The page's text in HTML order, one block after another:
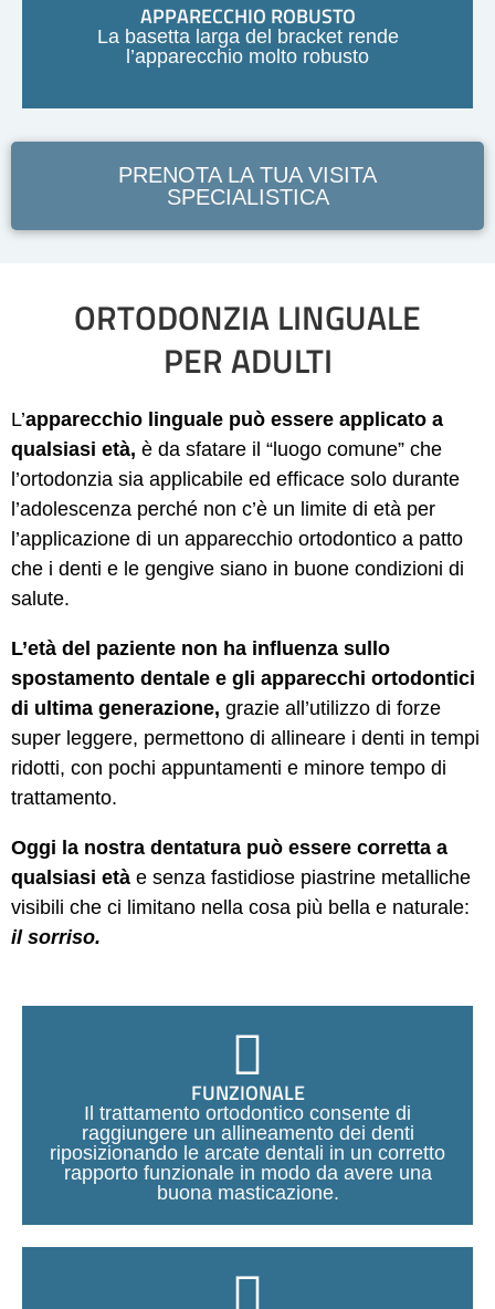
APPARECCHIO ROBUSTO
La basetta larga del bracket rende
l’apparecchio molto robusto
PRENOTA LA TUA VISITA
SPECIALISTICA
ORTODONZIA LINGUALE
PER ADULTI
L’apparecchio linguale può essere applicato a
qualsiasi età, è da sfatare il “luogo comune” che
l’ortodonzia sia applicabile ed efficace solo durante
l’adolescenza perché non c’è un limite di età per
l’applicazione di un apparecchio ortodontico a patto
che i denti e le gengive siano in buone condizioni di
salute.
L’età del paziente non ha influenza sullo
spostamento dentale e gli apparecchi ortodontici
di ultima generazione, grazie all’utilizzo di forze
super leggere, permettono di allineare i denti in tempi
ridotti, con pochi appuntamenti e minore tempo di
trattamento.
Oggi la nostra dentatura può essere corretta a
qualsiasi età e senza fastidiose piastrine metalliche
visibili che ci limitano nella cosa più bella e naturale:
il sorriso.
FUNZIONALE
Il trattamento ortodontico consente di
raggiungere un allineamento dei denti
riposizionando le arcate dentali in un corretto
rapporto funzionale in modo da avere una
buona masticazione.